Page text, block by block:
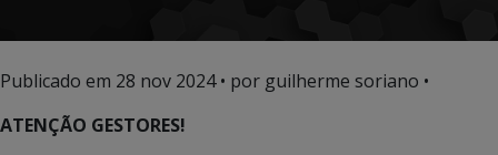
Publicado em 28 nov 2024• por guilherme soriano •
ATENÇÃO GESTORES!